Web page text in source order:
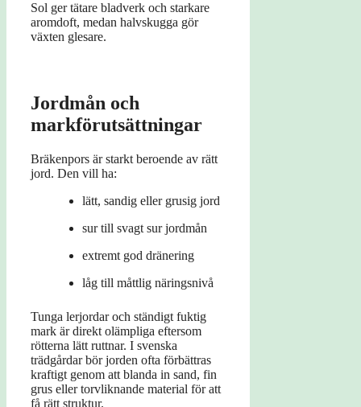
Sol ger tätare bladverk och starkare
aromdoft, medan halvskugga gör
växten glesare.
Jordmån och
markförutsättningar
Bräkenpors är starkt beroende av rätt
jord. Den vill ha:
lätt, sandig eller grusig jord
sur till svagt sur jordmån
extremt god dränering
låg till måttlig näringsnivå
Tunga lerjordar och ständigt fuktig
mark är direkt olämpliga eftersom
rötterna lätt ruttnar. I svenska
trädgårdar bör jorden ofta förbättras
kraftigt genom att blanda in sand, fin
grus eller torvliknande material för att
få rätt struktur.